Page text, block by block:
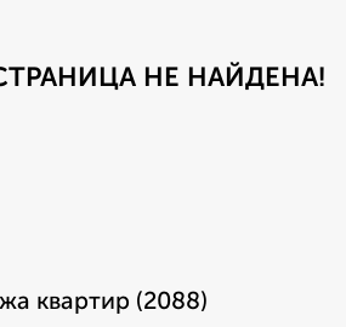
НЕ НАЙДЕНА!
квартир (2088)